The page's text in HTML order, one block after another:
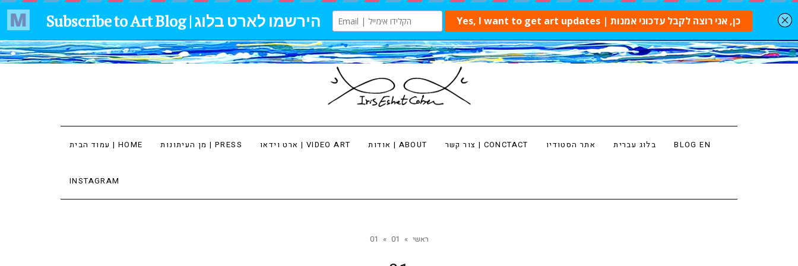
עמוד הבית | HOME מן העיתונות | PRESS ארט וידאו | VIDEO ART אודות | ABOUT צור קשר | CONCTACT אתר הסטודיו בלוג עברית BLOG EN
INSTAGRAM
ראשי »
01
»
01